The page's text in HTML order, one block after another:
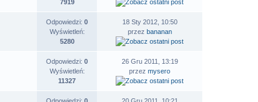
7919
Odpowiedzi: 0
Wyświetleń:
5280
18 Sty 2012, 10:50
przez bananan
Odpowiedzi: 0
Wyświetleń:
11327
26 Gru 2011, 13:19
przez mysero